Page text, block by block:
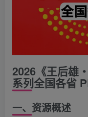
2026《王后雄
系列全国各省
一、资源概述